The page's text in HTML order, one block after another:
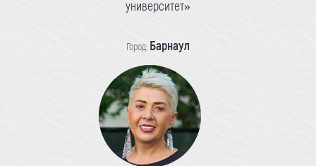
университет»
Город: Барнаул